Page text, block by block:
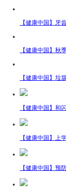
【健康中国】牙
【健康中国】秋
【健康中国】垃
【健康中国】和
【健康中国】上
【健康中国】预